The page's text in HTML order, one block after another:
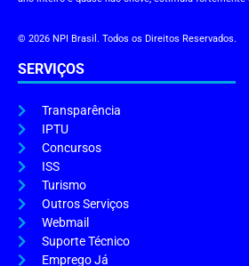
© 2026 NPI Brasil. Todos os Direitos Reservados.
SERVIÇOS
Transparência
IPTU
Concursos
ISS
Turismo
Outros Serviços
Webmail
Suporte Técnico
Emprego Já